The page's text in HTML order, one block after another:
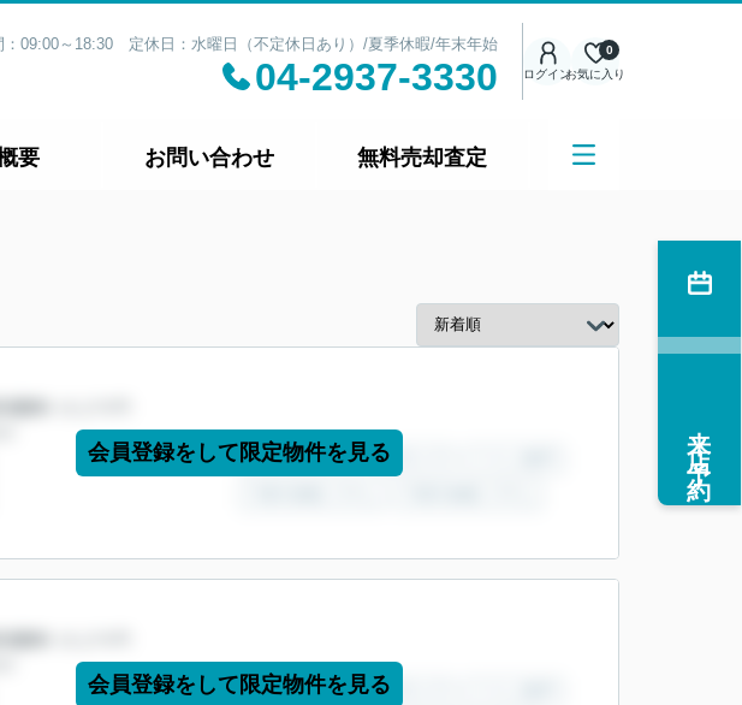
：09:00～18:30 定休日：水曜日（不定休日あり）/夏季休暇/年末年始
04-2937-3330 ログインお気に入り
0
要 お問い合わせ 無料売却査定
会員登録をして限定物件を見る
会員登録をして限定物件を見る
来店予約